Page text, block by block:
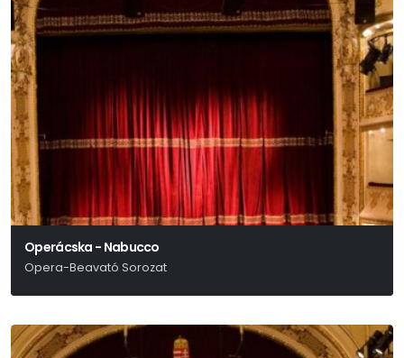
Operácska - Nabucco
Opera-Beavató Sorozat